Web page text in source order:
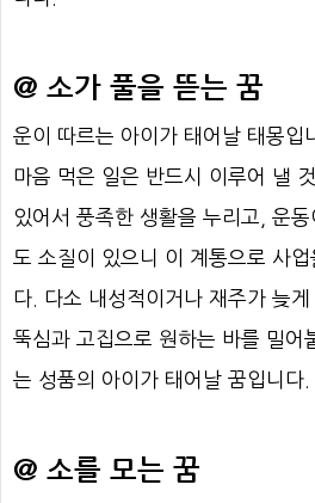
@ 소가 풀을 뜯는 꿈
운이 따르는 아이가 태어날 태몽입
마음 먹은 일은 반드시 이루어 낼
있어서 풍족한 생활을 누리고, 운동
도 소질이 있으니 이 계통으로 사업
다. 다소 내성적이거나 재주가 늦
뚝심과 고집으로 원하는 바를 밀어
는 성품의 아이가 태어날 꿈입니다.
@ 소를 모는 꿈